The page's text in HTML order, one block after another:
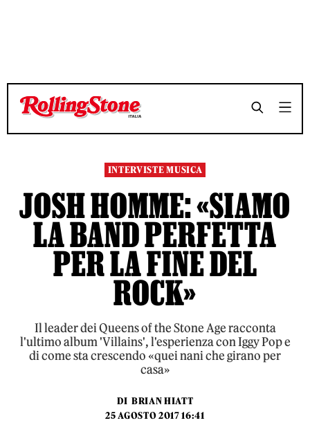
TEMPO DI LETTURA 7 MINUTI SHARE
TEMPO DI LETTURA 7 MINUTI SHARE
INTERVISTE MUSICA
JOSH HOMME: «SIAMO
LA BAND PERFETTA
PER LA FINE DEL
ROCK»
Il leader dei Queens of the Stone Age racconta
l'ultimo album 'Villains', l'esperienza con Iggy Pop e
di come sta crescendo «quei nani che girano per
casa»
DI BRIAN HIATT
25 AGOSTO 2017 16:41